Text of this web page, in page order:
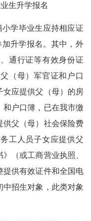
生升学报名
学毕业生应持相应证
升学报名。其中，外
通行证等有效身份证
（母）军官证和户口
女应提供父（母）的房
和户口簿，已在我市缴
供父（母）社会保险费
工人员子女应提供父
（或工商营业执照、
提供有效证件和全国电
招生对象，此类对象